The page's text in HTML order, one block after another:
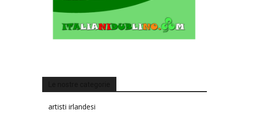
artisti irlandesi